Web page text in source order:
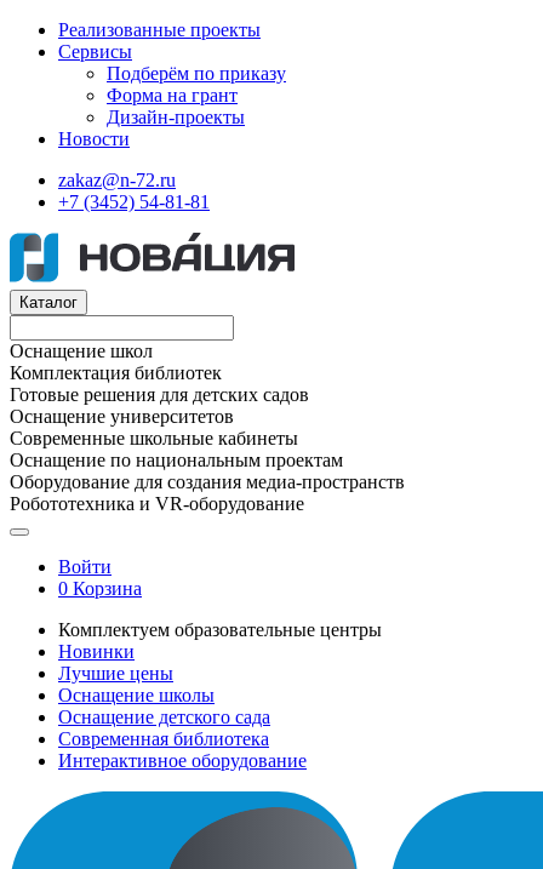
Реализованные проекты
Сервисы
Подберём по приказу
Форма на грант
Дизайн-проекты
Новости
zakaz@n-72.ru
+7 (3452) 54-81-81
Каталог
Оснащение школ
Комплектация библиотек
Готовые решения для детских садов
Оснащение университетов
Современные школьные кабинеты
Оснащение по национальным проектам
Оборудование для создания медиа-пространств
Робототехника и VR-оборудование
Войти
0 Корзина
Комплектуем образовательные центры
Новинки
Лучшие цены
Оснащение школы
Оснащение детского сада
Современная библиотека
Интерактивное оборудование